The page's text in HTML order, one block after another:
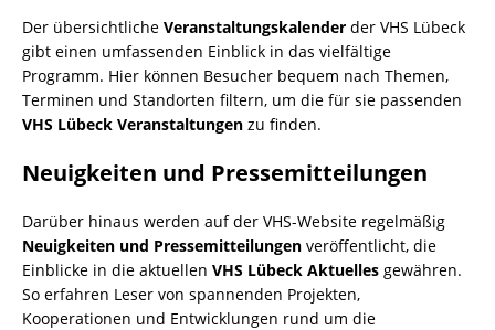
Der übersichtliche Veranstaltungskalender der VHS Lübeck
gibt einen umfassenden Einblick in das vielfältige
Programm. Hier können Besucher bequem nach Themen,
Terminen und Standorten filtern, um die für sie passenden
VHS Lübeck Veranstaltungen zu finden.
Neuigkeiten und Pressemitteilungen
Darüber hinaus werden auf der VHS-Website regelmäßig
Neuigkeiten und Pressemitteilungen veröffentlicht, die
Einblicke in die aktuellen VHS Lübeck Aktuelles gewähren.
So erfahren Leser von spannenden Projekten,
Kooperationen und Entwicklungen rund um die